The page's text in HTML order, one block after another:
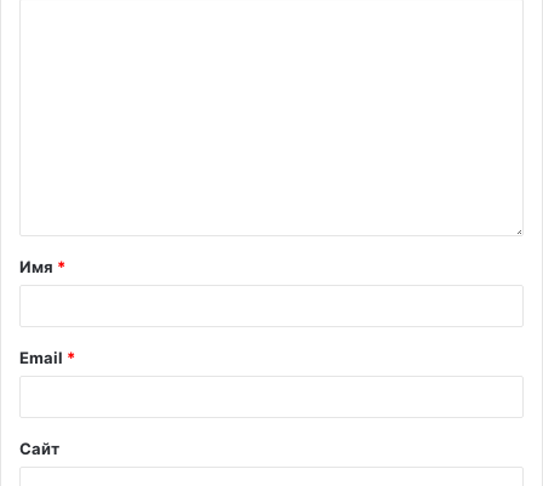
Имя *
Email *
Сайт